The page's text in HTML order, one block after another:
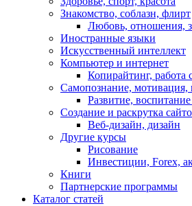
Знакомство, соблазн, флирт
Любовь, отношения,
Иностранные языки
Искусственный интеллект
Компьютер и интернет
Копирайтинг, работа
Самопознание, мотивация,
Развитие, воспитание
Создание и раскрутка
Веб-дизайн, дизайн
Другие курсы
Рисование
Инвестиции, Forex,
Книги
Партнерские программы
Каталог статей